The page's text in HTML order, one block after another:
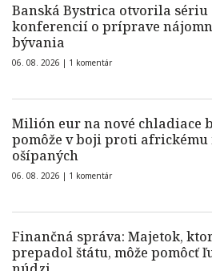
Banská Bystrica otvorila sériu
konferencií o príprave
bývania
06. 08. 2026 | 1 komentár
Milión eur na nové chladiace
pomôže v boji proti africkému
ošípaných
06. 08. 2026 | 1 komentár
Finančná správa: Majetok,
prepadol štátu, môže pomôcť